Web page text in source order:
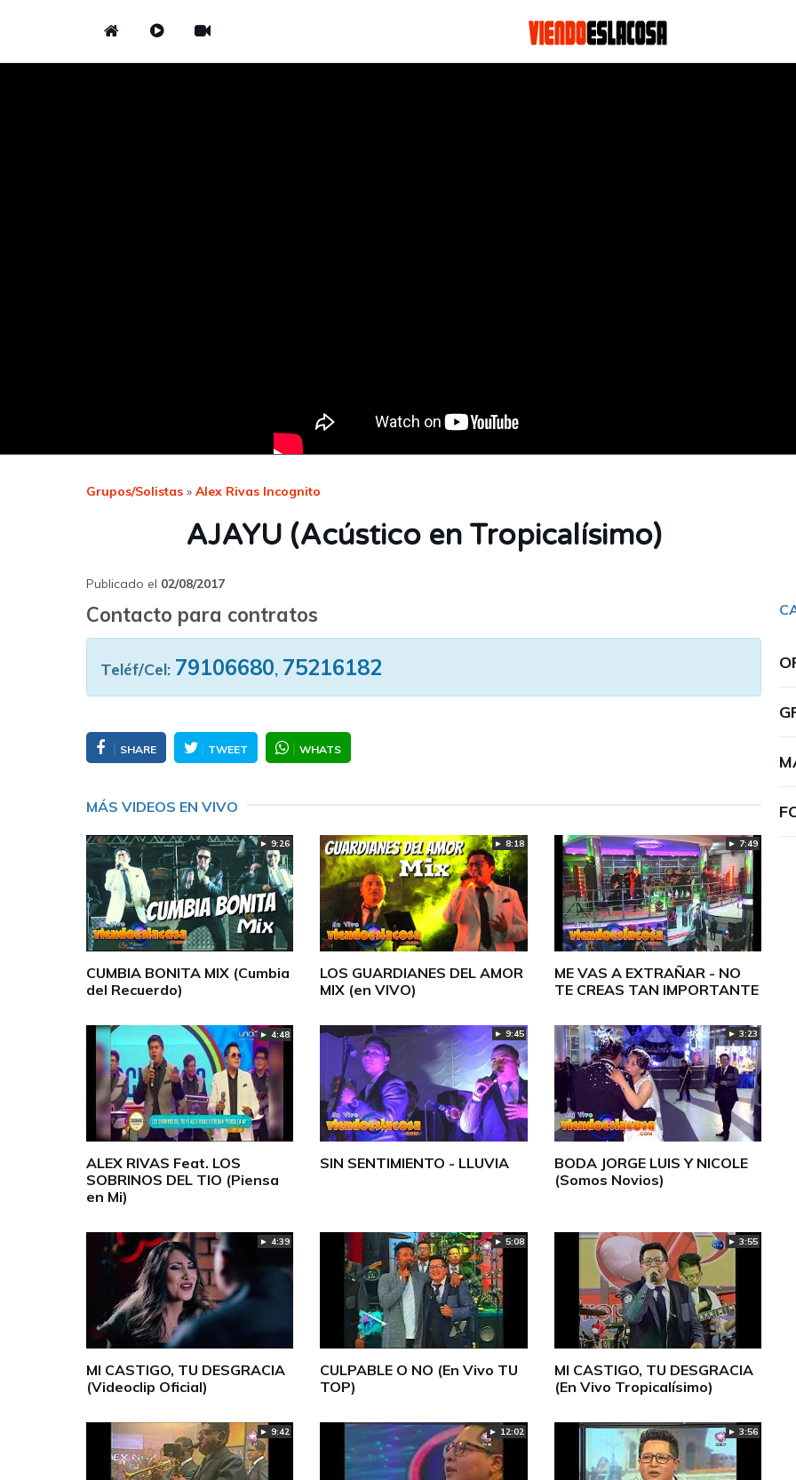
Grupos/Solistas » Alex Rivas Incognito
AJAYU (Acústico en Tropicalísimo)
Publicado el 02/08/2017
Contacto para contratos
Teléf/Cel: 79106680, 75216182
SHARE TWEET WHATS
MÁS VIDEOS EN VIVO
► 9:26
CUMBIA BONITA MIX (Cumbia
del Recuerdo)
► 8:18
LOS GUARDIANES DEL AMOR
MIX (en VIVO)
► 7:49
ME VAS A EXTRAÑAR - NO
TE CREAS TAN IMPORTANTE
► 4:48
ALEX RIVAS Feat. LOS
SOBRINOS DEL TIO (Piensa
en Mi)
► 9:45
SIN SENTIMIENTO - LLUVIA
► 3:23
BODA JORGE LUIS Y NICOLE
(Somos Novios)
► 4:39
MI CASTIGO, TU DESGRACIA
(Videoclip Oficial)
► 5:08
CULPABLE O NO (En Vivo TU
TOP)
► 3:55
MI CASTIGO, TU DESGRACIA
(En Vivo Tropicalísimo)
► 9:42 ► 12:02 ► 3:56